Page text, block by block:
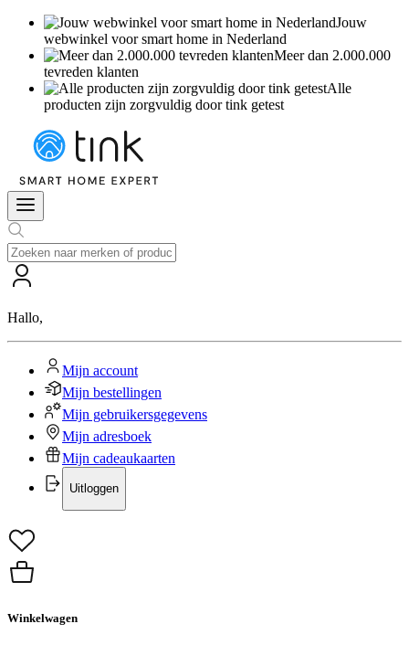
Jouw
webwinkel voor smart home in Nederland
Meer dan 2.000.000
tevreden klanten
Alle
producten zijn zorgvuldig door tink getest
Hallo,
Mijn account
Mijn bestellingen
Mijn gebruikersgegevens
Mijn adresboek
Mijn cadeaukaarten
Uitloggen
Winkelwagen